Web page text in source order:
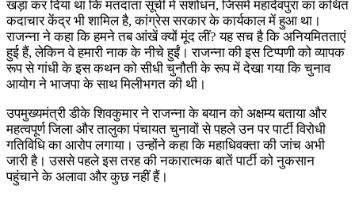
खड़ा कर दिया था कि मतदाता सूची में संशोधन, जिसमें महादेवपुरा का कथित
कदाचार केंद्र भी शामिल है, कांग्रेस सरकार के कार्यकाल में हुआ था।
राजन्ना ने कहा कि हमने तब आंखें क्यों मूंद लीं? यह सच है कि अनियमितताएं
हुई हैं, लेकिन वे हमारी नाक के नीचे हुईं। राजन्ना की इस टिप्पणी को व्यापक
रूप से गांधी के इस कथन को सीधी चुनौती के रूप में देखा गया कि चुनाव
आयोग ने भाजपा के साथ मिलीभगत की थी।
उपमुख्यमंत्री डीके शिवकुमार ने राजन्ना के बयान को अक्षम्य बताया और
महत्वपूर्ण जिला और तालुका पंचायत चुनावों से पहले उन पर पार्टी विरोधी
गतिविधि का आरोप लगाया। उन्होंने कहा कि महाधिवक्ता की जांच अभी
जारी है। उससे पहले इस तरह की नकारात्मक बातें पार्टी को नुकसान
पहुंचाने के अलावा और कुछ नहीं हैं।